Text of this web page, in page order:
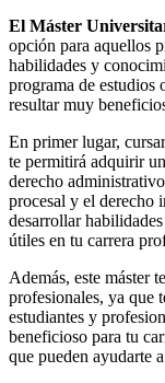
El Máster
opción para aquellos
habilidades y
programa de estudios
resultar muy
En primer lugar,
te permitirá adquirir
derecho
procesal y el derecho
desarrollar
útiles en tu carrera
Además, este máster
profesionales, ya que
estudiantes y
beneficioso para tu
que pueden ayudarte